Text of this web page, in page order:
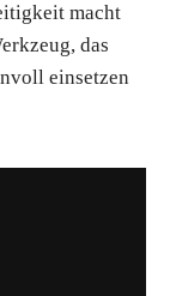
macht
das
einsetzen